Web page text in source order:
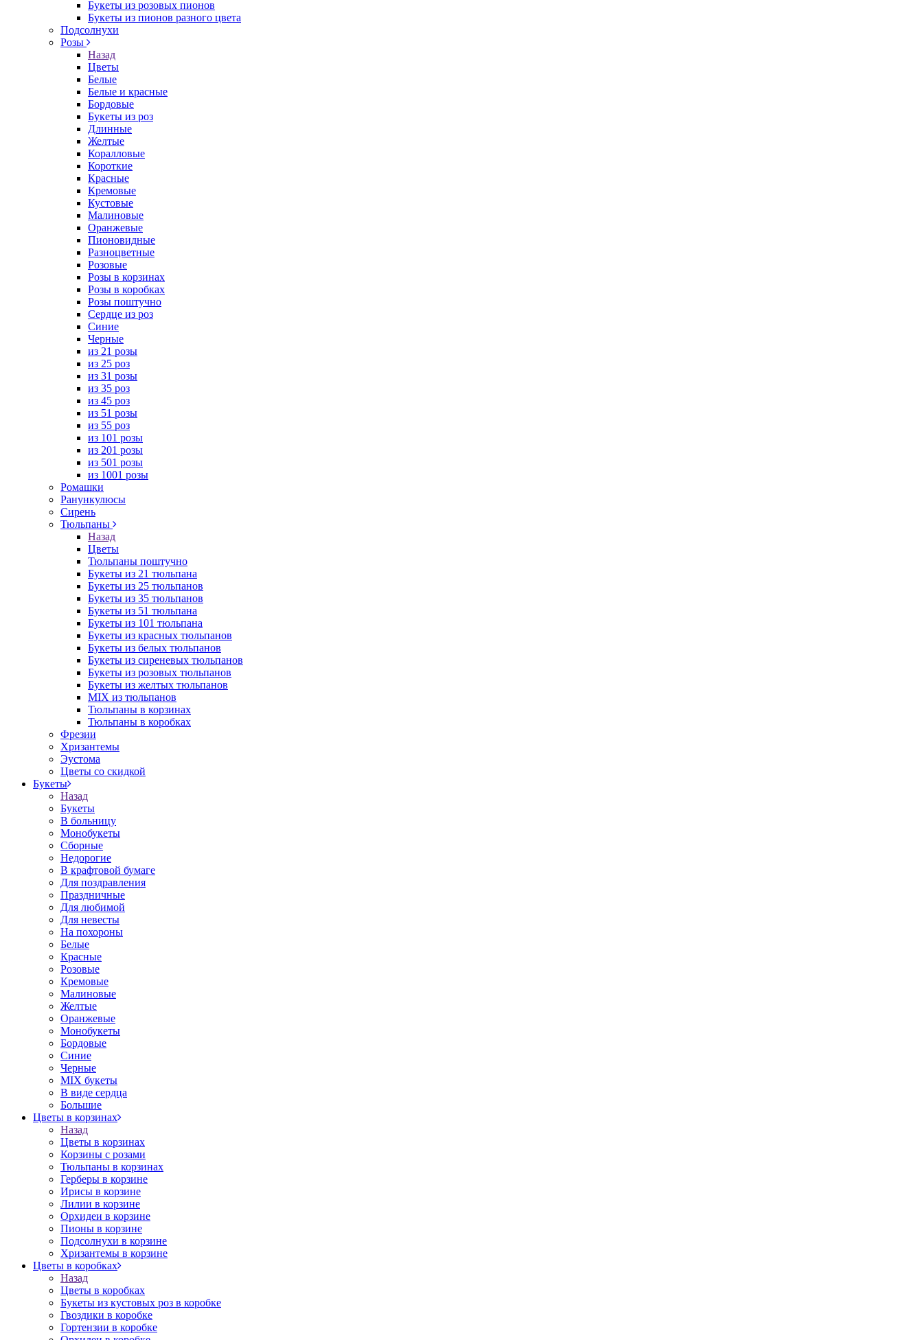
Букеты из розовых пионов
Букеты из пионов разного цвета
Подсолнухи
Розы
Назад
Цветы
Белые
Белые и красные
Бордовые
Букеты из роз
Длинные
Желтые
Коралловые
Короткие
Красные
Кремовые
Кустовые
Малиновые
Оранжевые
Пионовидные
Разноцветные
Розовые
Розы в корзинах
Розы в коробках
Розы поштучно
Сердце из роз
Синие
Черные
из 21 розы
из 25 роз
из 31 розы
из 35 роз
из 45 роз
из 51 розы
из 55 роз
из 101 розы
из 201 розы
из 501 розы
из 1001 розы
Ромашки
Ранункулюсы
Сирень
Тюльпаны
Назад
Цветы
Тюльпаны поштучно
Букеты из 21 тюльпана
Букеты из 25 тюльпанов
Букеты из 35 тюльпанов
Букеты из 51 тюльпана
Букеты из 101 тюльпана
Букеты из красных тюльпанов
Букеты из белых тюльпанов
Букеты из сиреневых тюльпанов
Букеты из розовых тюльпанов
Букеты из желтых тюльпанов
MIX из тюльпанов
Тюльпаны в корзинах
Тюльпаны в коробках
Фрезии
Хризантемы
Эустома
Цветы со скидкой
Букеты
Назад
Букеты
В больницу
Монобукеты
Сборные
Недорогие
В крафтовой бумаге
Для поздравления
Праздничные
Для любимой
Для невесты
На похороны
Белые
Красные
Розовые
Кремовые
Малиновые
Желтые
Оранжевые
Монобукеты
Бордовые
Синие
Черные
MIX букеты
В виде сердца
Большие
Цветы в корзинах
Назад
Цветы в корзинах
Корзины с розами
Тюльпаны в корзинах
Герберы в корзине
Ирисы в корзине
Лилии в корзине
Орхидеи в корзине
Пионы в корзине
Подсолнухи в корзине
Хризантемы в корзине
Цветы в коробках
Назад
Цветы в коробках
Букеты из кустовых роз в коробке
Гвоздики в коробке
Гортензии в коробке